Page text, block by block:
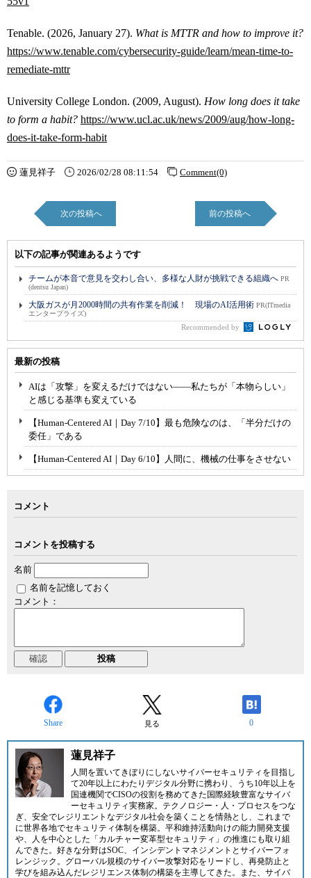
Tenable. (2026, January 27). What is MTTR and how to improve it?
https://www.tenable.com/cybersecurity-guide/learn/mean-time-to-
remediate-mttr
University College London. (2009, August). How long does it take
to form a habit? https://www.ucl.ac.uk/news/2009/aug/how-long-
does-it-take-form-habit
蓮見祥子 2026/02/28 08:11:54 Comment(0)
次の投稿へ 前の投稿へ
以下の記事が関連あるようです
チームが本音で意見を交わし合い、多様な人財が挑戦できる組織へ PR
(dentsu Japan)
大阪ガスが月2000時間の共有作業を削減！ 現場のAI活用術 PR(ITmedia
エンタープライズ)
Recommended by
最新の投稿
AIは「攻撃」を変えるだけではない――私たちが「本物らしい」
と感じる基準も変えている
【Human-Centered AI｜Day 7/10】最も危険なのは、「半分だけの
委任」である
【Human-Centered AI｜Day 6/10】人間に、機械の仕事をさせない
コメント
コメントを投稿する
名前
名前を記憶しておく
コメント：
Share 見る 0
蓮見祥子
人間を置いてきぼりにしないサイバーセキュリティを目指し
て20年以上にわたりデジタル分野に携わり、うち10年以上を
国連機関でCISOの役割を務めてきた国際経験豊富なサイバ
ーセキュリティ実務家。テクノロジー・人・プロセスをつな
ぎ、安全でレジリエントなデジタル社会を築くことを情熱とし、これまで
に世界各地でセキュリティ体制を構築。平和維持活動向けの能力開発支援
や、人を中心とした「カルチャー変革型セキュリティ」の推進にも取り組
んできた。好きな分野はSOC、インシデントマネジメントとサイバーフォ
レンジック。グローバル規模のサイバー攻撃対応をリードし、再発防止と
学びを組み込んだレジリエンス体制の構築を主導してきた。また、サイバ